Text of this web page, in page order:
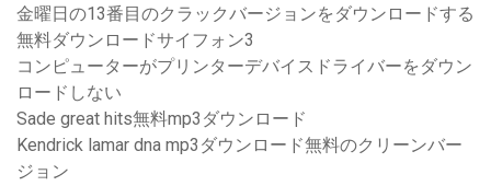
金曜日の13番目のクラックバージョンをダウンロードする
無料ダウンロードサイフォン3
コンピューターがプリンターデバイスドライバーをダウン
ロードしない
Sade great hits無料mp3ダウンロード
Kendrick lamar dna mp3ダウンロード無料のクリーンバー
ジョン